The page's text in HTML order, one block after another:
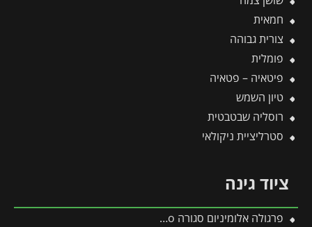
חמאית
צורית גבוהה
פומלית
פיטאיה – פטאיה
טיון השמש
רוסליה שבטבטית
סטרליציית ניקולאי
ציוד גינה
פרגולה אלומיניום סגורה SanRemo לבנה 3X5.6 קירוי לבן מבית Canopia